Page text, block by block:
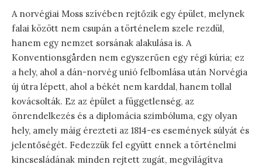
A norvégiai Moss szívében rejtőzik egy épület, melynek
falai között nem csupán a történelem szele rezdül,
hanem egy nemzet sorsának alakulása is. A
Konventionsgården nem egyszerűen egy régi kúria; ez
a hely, ahol a dán-norvég unió felbomlása után Norvégia
új útra lépett, ahol a békét nem karddal, hanem tollal
kovácsolták. Ez az épület a függetlenség, az
önrendelkezés és a diplomácia szimbóluma, egy olyan
hely, amely máig érezteti az 1814-es események súlyát és
jelentőségét. Fedezzük fel együtt ennek a történelmi
kincsesládának minden rejtett zugát, megvilágítva